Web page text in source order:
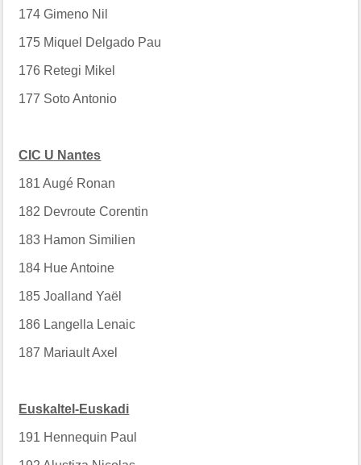
174 Gimeno Nil
175 Miquel Delgado Pau
176 Retegi Mikel
177 Soto Antonio
CIC U Nantes
181 Augé Ronan
182 Devroute Corentin
183 Hamon Similien
184 Hue Antoine
185 Joalland Yaël
186 Langella Lenaic
187 Mariault Axel
Euskaltel-Euskadi
191 Hennequin Paul